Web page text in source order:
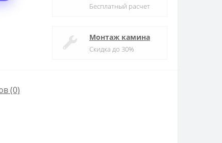
Бесплатный расчет
Монтаж камина
Скидка до 30%
(0)